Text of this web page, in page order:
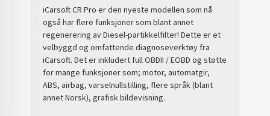
iCarsoft CR Pro er den nyeste modellen som nå
også har flere funksjoner som blant annet
regenerering av Diesel-partikkelfilter! Dette er et
velbyggd og omfattende diagnoseverktøy fra
iCarsoft. Det er inkludert full OBDII / EOBD og støtte
for mange funksjoner som; motor, automatgir,
ABS, airbag, varselnullstilling, flere språk (blant
annet Norsk), grafisk bildevisning.